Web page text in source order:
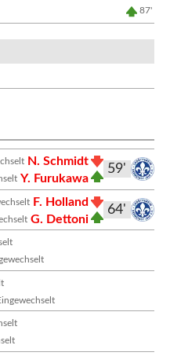
87'
59'
N. Schmidt
Y. Furukawa
64'
F. Holland
G. Dettoni